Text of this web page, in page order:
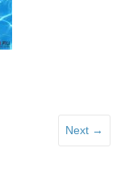
Next →